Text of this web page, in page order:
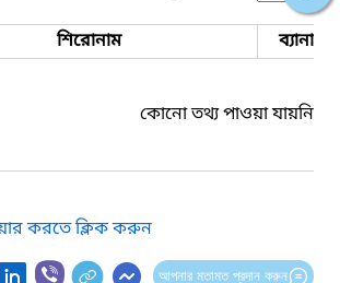
শিরোনাম ব্যানার
কোনো তথ্য পাওয়া যায়নি।
করতে ক্লিক করুন
আপনার মতামত প্রদান করুন